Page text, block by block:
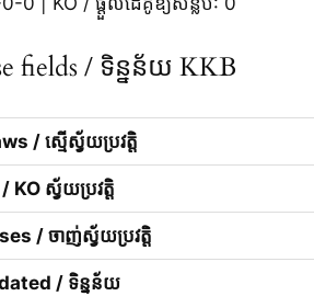
fields / ទិន្នន័យ KKB
/ ស្មើស្វ័យប្រវត្តិ
ស្វ័យប្រវត្តិ
/ ចាញ់ស្វ័យប្រវត្តិ
/ ទិន្នន័យ